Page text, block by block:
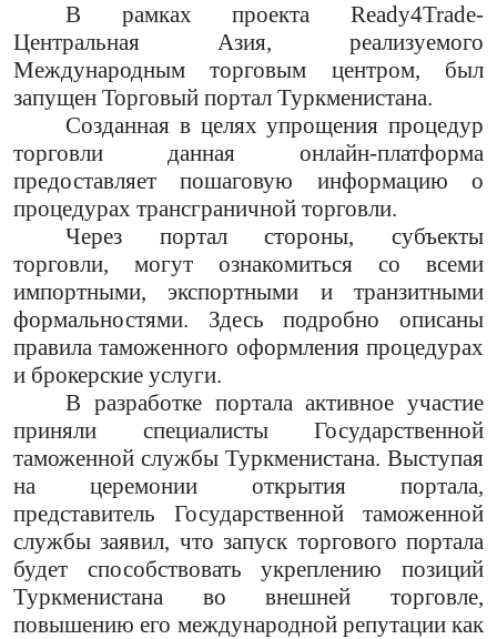
В рамках проекта Ready4Trade-
Центральная Азия, реализуемого
Международным торговым центром, был
запущен Торговый портал Туркменистана.
Созданная в целях упрощения процедур
торговли данная онлайн-платформа
предоставляет пошаговую информацию о
процедурах трансграничной торговли.
Через портал стороны, субъекты
торговли, могут ознакомиться со всеми
импортными, экспортными и транзитными
формальностями. Здесь подробно описаны
правила таможенного оформления процедурах
и брокерские услуги.
В разработке портала активное участие
приняли специалисты Государственной
таможенной службы Туркменистана. Выступая
на церемонии открытия портала,
представитель Государственной таможенной
службы заявил, что запуск торгового портала
будет способствовать укреплению позиций
Туркменистана во внешней торговле,
повышению его международной репутации как